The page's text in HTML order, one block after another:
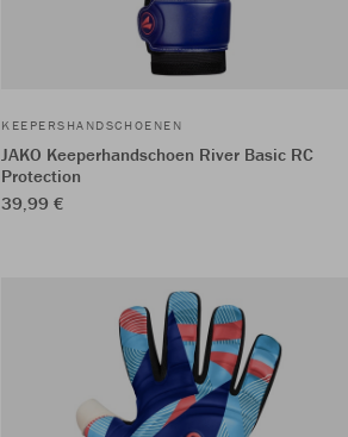
KEEPERSHANDSCHOENEN
JAKO Keeperhandschoen River Basic RC
Protection
39,99 €